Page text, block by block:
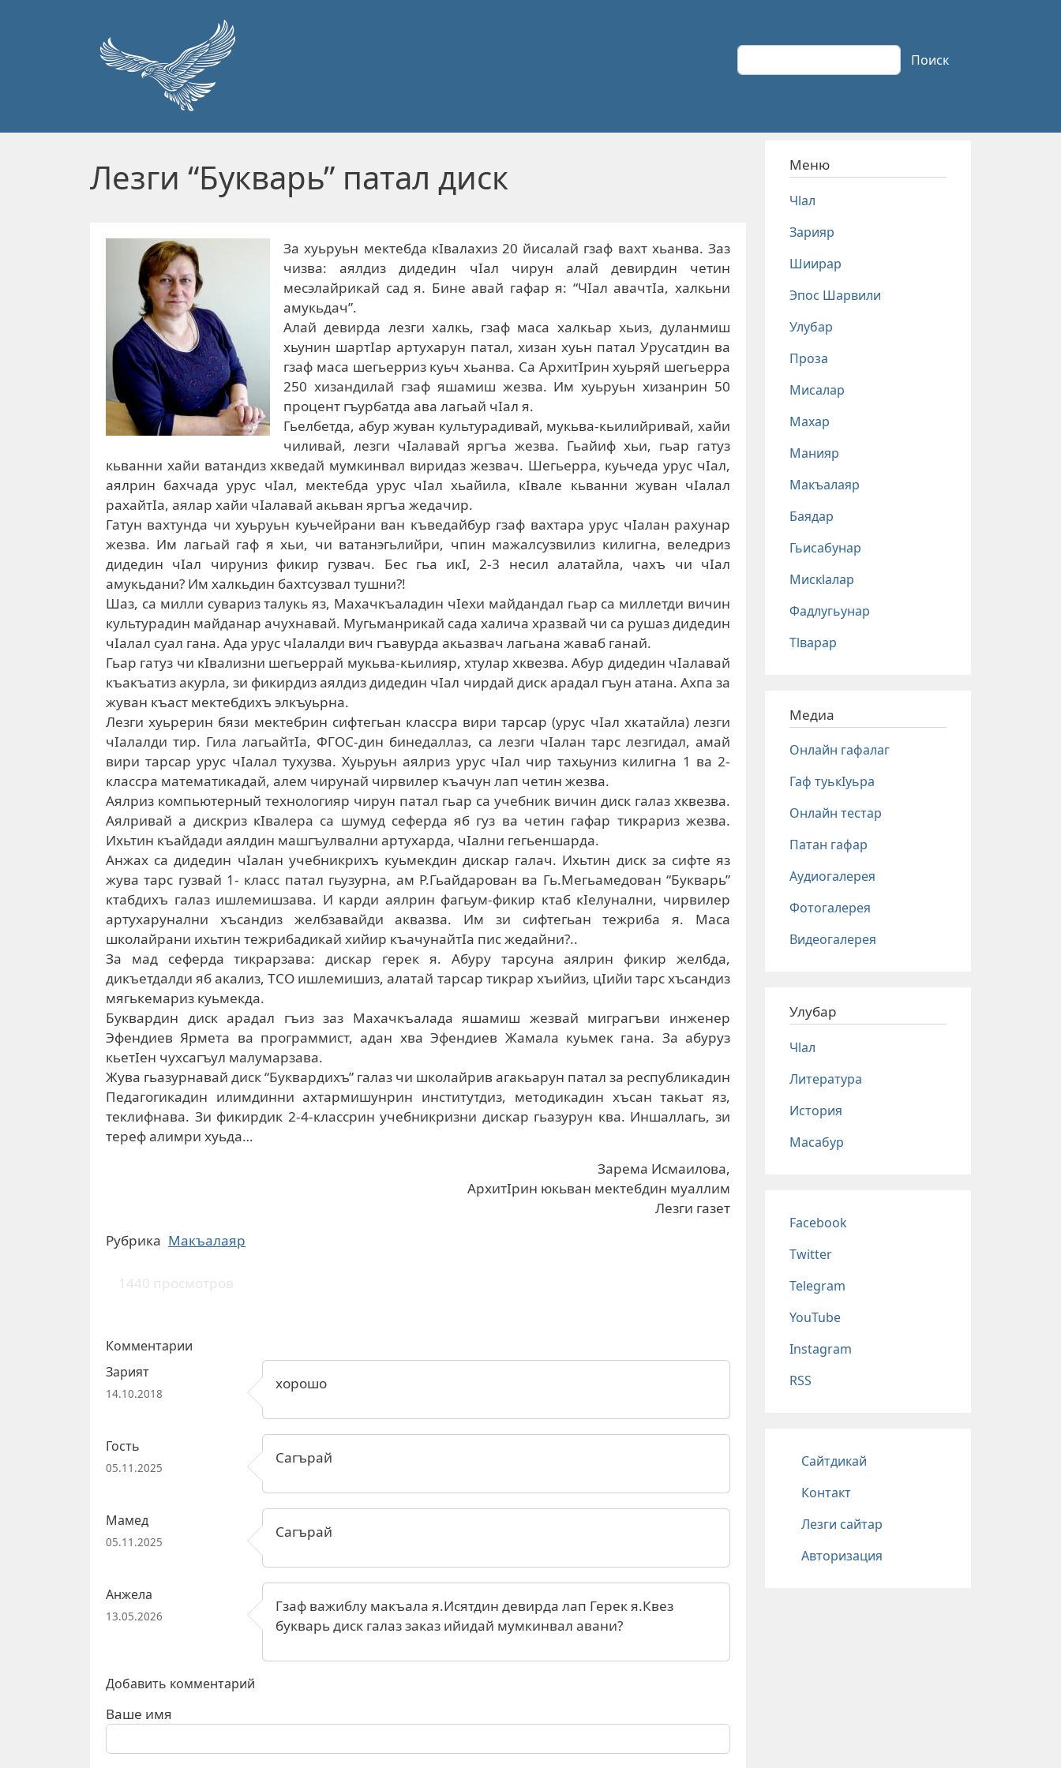
Поиск Поиск
Лезги “Букварь” патал диск
За хуьруьн мектебда кIвалахиз 20 йисалай гзаф вахт хьанва. Заз
чизва: аялдиз дидедин чIал чирун алай девирдин четин
месэлайрикай сад я. Бине авай гафар я: “ЧIал авачтIа, халкьни
амукьдач”.
Алай девирда лезги халкь, гзаф маса халкьар хьиз, дуланмиш
хьунин шартIар артухарун патал, хизан хуьн патал Урусатдин ва
гзаф маса шегьерриз куьч хьанва. Са АрхитIрин хуьряй шегьерра
250 хизандилай гзаф яшамиш жезва. Им хуьруьн хизанрин 50
процент гъурбатда ава лагьай чIал я.
Гьелбетда, абур жуван культурадивай, мукьва-кьилийривай, хайи
чиливай, лезги чIалавай яргъа жезва. Гьайиф хьи, гьар гатуз
кьванни хайи ватандиз хкведай мумкинвал виридаз жезвач. Шегьерра, куьчеда урус чIал,
аялрин бахчада урус чIал, мектебда урус чIал хьайила, кIвале кьванни жуван чIалал
рахайтIа, аялар хайи чIалавай акьван яргъа жедачир.
Гатун вахтунда чи хуьруьн куьчейрани ван къведайбур гзаф вахтара урус чIалан рахунар
жезва. Им лагьай гаф я хьи, чи ватанэгьлийри, чпин мажалсузвилиз килигна, веледриз
дидедин чIал чируниз фикир гузвач. Бес гьа икI, 2-3 несил алатайла, чахъ чи чIал
амукьдани? Им халкьдин бахтсузвал тушни?!
Шаз, са милли сувариз талукь яз, Махачкъаладин чIехи майдандал гьар са миллетди вичин
культурадин майданар ачухнавай. Мугьманрикай сада халича хразвай чи са рушаз дидедин
чIалал суал гана. Ада урус чIалалди вич гъавурда акьазвач лагьана жаваб ганай.
Гьар гатуз чи кIвализни шегьеррай мукьва-кьилияр, хтулар хквезва. Абур дидедин чIалавай
къакъатиз акурла, зи фикирдиз аялдиз дидедин чIал чирдай диск арадал гъун атана. Ахпа за
жуван къаст мектебдихъ элкъуьрна.
Лезги хуьрерин бязи мектебрин сифтегьан классра вири тарсар (урус чIал хкатайла) лезги
чIалалди тир. Гила лагьайтIа, ФГОС-дин бинедаллаз, са лезги чIалан тарс лезгидал, амай
вири тарсар урус чIалал тухузва. Хуьруьн аялриз урус чIал чир тахьуниз килигна 1 ва 2-
классра математикадай, алем чирунай чирвилер къачун лап четин жезва.
Аялриз компьютерный технологияр чирун патал гьар са учебник вичин диск галаз хквезва.
Аялривай а дискриз кIвалера са шумуд сеферда яб гуз ва четин гафар тикрариз жезва.
Ихьтин къайдади аялдин машгъулвални артухарда, чIални гегьеншарда.
Анжах са дидедин чIалан учебникрихъ куьмекдин дискар галач. Ихьтин диск за сифте яз
жува тарс гузвай 1- класс патал гьузурна, ам Р.Гьайдарован ва Гь.Мегьамедован “Букварь”
ктабдихъ галаз ишлемишзава. И карди аялрин фагьум-фикир ктаб кIелунални, чирвилер
артухарунални хъсандиз желбзавайди аквазва. Им зи сифтегьан тежриба я. Маса
школайрани ихьтин тежрибадикай хийир къачунайтIа пис жедайни?..
За мад сеферда тикрарзава: дискар герек я. Абуру тарсуна аялрин фикир желбда,
дикъетдалди яб акализ, ТСО ишлемишиз, алатай тарсар тикрар хъийиз, цIийи тарс хъсандиз
мягькемариз куьмекда.
Буквардин диск арадал гъиз заз Махачкъалада яшамиш жезвай миграгъви инженер
Эфендиев Ярмета ва программист, адан хва Эфендиев Жамала куьмек гана. За абуруз
кьетIен чухсагъул малумарзава.
Жува гьазурнавай диск “Буквардихъ” галаз чи школайрив агакьарун патал за республикадин
Педагогикадин илимдинни ахтармишунрин институтдиз, методикадин хъсан такьат яз,
теклифнава. Зи фикирдик 2-4-классрин учебникризни дискар гьазурун ква. Иншаллагь, зи
тереф алимри хуьда…
Зарема Исмаилова,
АрхитIрин юкьван мектебдин муаллим
Лезги газет
Рубрика Макъалаяр
1440 просмотров
Комментарии
Зарият
14.10.2018
хорошо
Гость
05.11.2025
Сагърай
Мамед
05.11.2025
Сагърай
Анжела
13.05.2026
Гзаф важиблу макъала я.Исятдин девирда лап Герек я.Квез
букварь диск галаз заказ ийидай мумкинвал авани?
Добавить комментарий
Ваше имя
Меню
Чlал
Зарияр
Шиирар
Эпос Шарвили
Улубар
Проза
Мисалар
Махар
Манияр
Макъалаяр
Баядар
Гьисабунар
Мискlалар
Фадлугьунар
Тlварар
Медиа
Онлайн гафалаг
Гаф туькIуьра
Онлайн тестар
Патан гафар
Аудиогалерея
Фотогалерея
Видеогалерея
Улубар
Чlал
Литература
История
Масабур
Соц сети
Facebook
Twitter
Telegram
YouTube
Instagram
RSS
Подвал
Сайтдикай
Контакт
Лезги сайтар
Авторизация